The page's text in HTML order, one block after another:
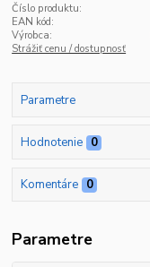
Číslo produktu:
EAN kód:
Výrobca:
Strážiť cenu / dostupnosť
Parametre
Hodnotenie 0
Komentáre 0
Parametre